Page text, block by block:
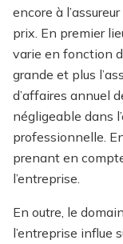
encore à
prix. En premier
varie en fonction
grande et plus
d’affaires annuel
négligeable dans
professionnelle.
prenant en
l’entreprise.
En outre, le
l’entreprise influe